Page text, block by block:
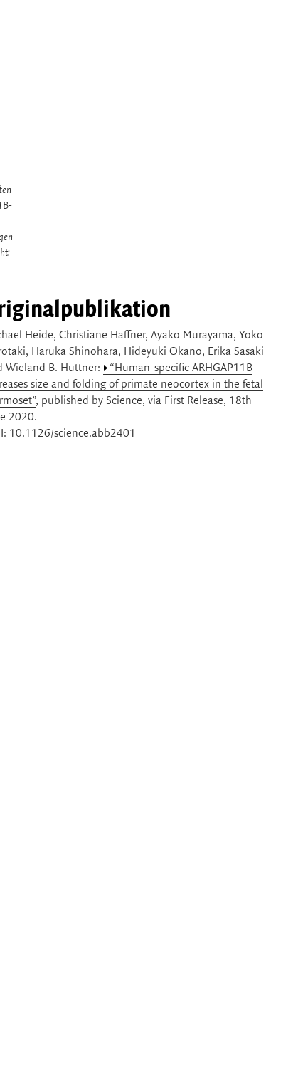
Heide, Christiane Haffner, Ayako Murayama, Yoko
Haruka Shinohara, Hideyuki Okano, Erika Sasaki
Wieland B. Huttner:
“Human-specific ARHGAP11B
size and folding of primate neocortex in the fetal
, published by Science, via First Release, 18th
2020.
10.1126/science.abb2401